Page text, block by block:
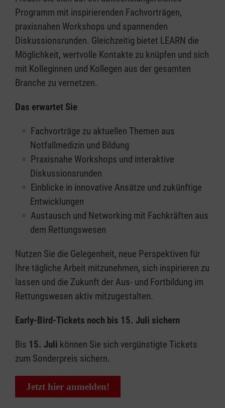
Programm mit inspirierenden Fachvorträgen,
praxisnahen Workshops und spannenden
Diskussionsrunden. Gleichzeitig bietet LEARN die
Möglichkeit, wertvolle Kontakte zu knüpfen und sich
mit Kolleginnen und Kollegen aus der gesamten
Branche zu vernetzen.
Das erwartet Sie
Fachvorträge zu aktuellen Themen aus
Notfallmedizin und Bildung
Praxisnahe Workshops und interaktive
Diskussionsrunden
Einblicke in innovative Ansätze und zukünftige
Entwicklungen
Austausch und Networking mit Fachkräften aus
dem Rettungswesen
Nutzen Sie die Gelegenheit, neue Perspektiven für
Ihre tägliche Arbeit mitzunehmen, sich inspirieren zu
lassen und die Zukunft der Aus- und Fortbildung im
Rettungswesen aktiv mitzugestalten.
Early-Bird-Tickets noch bis 15. Juli sichern
Bis 15. Juli können Sie sich vergünstigte Tickets
zum Sonderpreis sichern.
Jetzt hier anmelden!